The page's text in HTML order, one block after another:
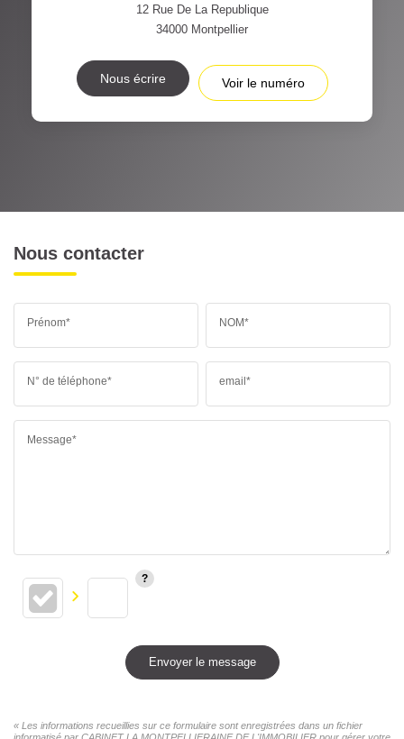
12 Rue De La Republique
34000 Montpellier
Nous écrire Voir le numéro
Nous contacter
Prénom* NOM*
N° de téléphone* email*
Message*
Envoyer le message
« Les informations recueillies sur ce formulaire sont enregistrées dans un fichier
informatisé par CABINET LA MONTPELLIERAINE DE L'IMMOBILIER pour gérer votre